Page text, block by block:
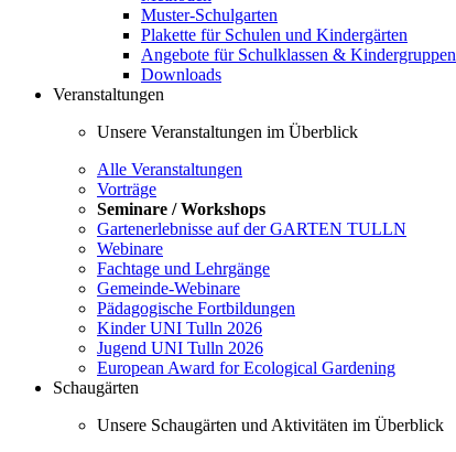
Muster-Schulgarten
Plakette für Schulen und Kindergärten
Angebote für Schulklassen & Kindergruppen
Downloads
Veranstaltungen
Unsere Veranstaltungen im Überblick
Alle Veranstaltungen
Vorträge
Seminare / Workshops
Gartenerlebnisse auf der GARTEN TULLN
Webinare
Fachtage und Lehrgänge
Gemeinde-Webinare
Pädagogische Fortbildungen
Kinder UNI Tulln 2026
Jugend UNI Tulln 2026
European Award for Ecological Gardening
Schaugärten
Unsere Schaugärten und Aktivitäten im Überblick